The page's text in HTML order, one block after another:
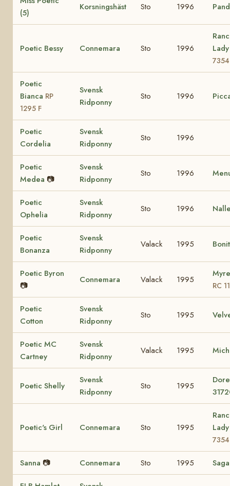
(5)
Korsningshäst Sto 1996
Poetic Bessy Connemara Sto 1996
7354
Poetic
Bianca RP
1295 F
Svensk
Ridponny
Sto 1996
Poetic
Cordelia
Svensk
Ridponny
Sto 1996
Poetic
Medea 📷
Svensk
Ridponny
Sto 1996
Poetic
Ophelia
Svensk
Ridponny
Sto 1996
Poetic
Bonanza
Svensk
Ridponny
Valack 1995
Poetic Byron
📷
Connemara Valack 1995
RC
Poetic
Cotton
Svensk
Ridponny
Sto 1995
Poetic MC
Cartney
Svensk
Ridponny
Valack 1995
Poetic Shelly
Svensk
Ridponny
Sto 1995
Poetic's Girl Connemara Sto 1995
7354
Sanna 📷 Connemara Sto 1995